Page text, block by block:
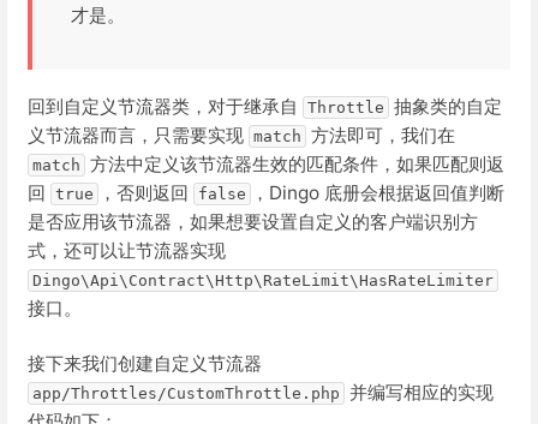
才是。
回到自定义节流器类，对于继承自 Throttle 抽象类的自定
义节流器而言，只需要实现 match 方法即可，我们在
match 方法中定义该节流器生效的匹配条件，如果匹配则返
回
true ，否则返回 false
，Dingo 底册会根据返回值判断
是否应用该节流器，如果想要设置自定义的客户端识别方
式，还可以让节流器实现
Dingo\Api\Contract\Http\RateLimit\HasRateLimiter
接口。
接下来我们创建自定义节流器
app/Throttles/CustomThrottle.php 并编写相应的实现